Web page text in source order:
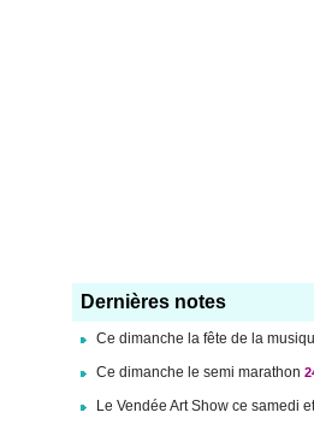
Dernières notes
Ce dimanche la fête de la
Ce dimanche le semi marathon
Le Vendée Art Show ce samedi